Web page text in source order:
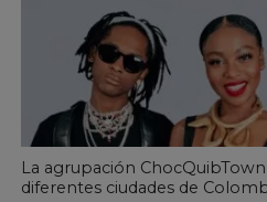
La agrupación
diferentes ciudades de